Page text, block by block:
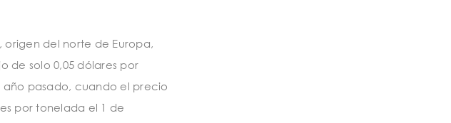
origen del norte de Europa,
de solo 0,05 dólares por
año pasado, cuando el precio
por tonelada el 1 de